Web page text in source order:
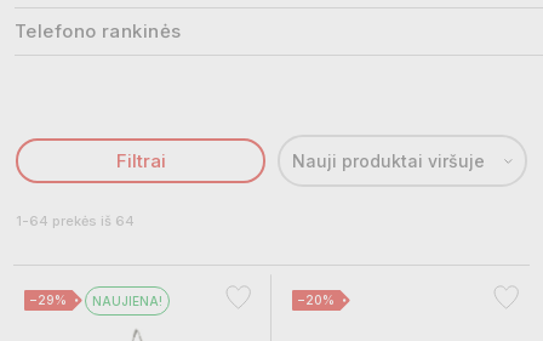
Telefono rankinės
1-64 prekės iš 64
Filtrai Nauji produktai viršuje
−29% NAUJIENA! −20%